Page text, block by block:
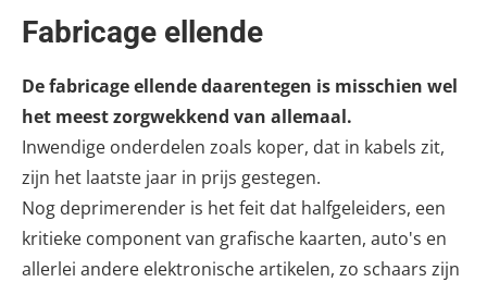
Fabricage ellende
De fabricage ellende daarentegen is misschien wel
het meest zorgwekkend van allemaal.
Inwendige onderdelen zoals koper, dat in kabels zit,
zijn het laatste jaar in prijs gestegen.
Nog deprimerender is het feit dat halfgeleiders, een
kritieke component van grafische kaarten, auto's en
allerlei andere elektronische artikelen, zo schaars zijn